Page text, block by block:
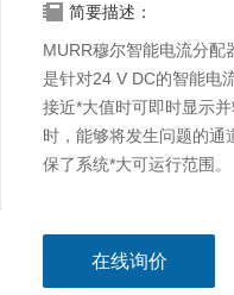
简要描述：
MURR穆尔智能电流分
是针对24 V DC的智能电
接近*大值时可即时显示
时，能够将发生问题的通
保了系统*大可运行范围。
在线询价